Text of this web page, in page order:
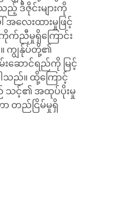
ည့် ဒီဇိုင်းများကို
လေးထားမှုဖြင့်
က်ညီမှုရှိကြောင်း
။ ကျွန်ုပ်တို့၏
ဆောင်ရည်ကို မြင့်
သည်။ ထို့ကြောင့်
သင့်၏ အထုပ်ပိုးမှု
တည်ငြိမ်မှုရှိ